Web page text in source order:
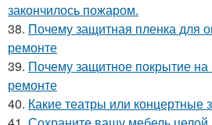
закончилось пожаром.
38. Почему защитная пленка для
ремонте
39. Почему защитное покрытие на
ремонте
40. Какие театры или концертные